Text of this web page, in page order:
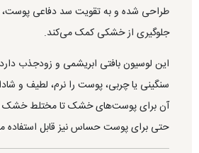
طراحی شده و به تقویت سد دفاعی
جلوگیری از خشکی کمک می‌کند.
این لوسیون بافتی ابریشمی و زودجذب
سنگینی یا چربی، پوست را نرم، لطیف و
آن برای پوست‌های خشک تا مختلط خشک
حتی برای پوست حساس نیز قابل استفاده